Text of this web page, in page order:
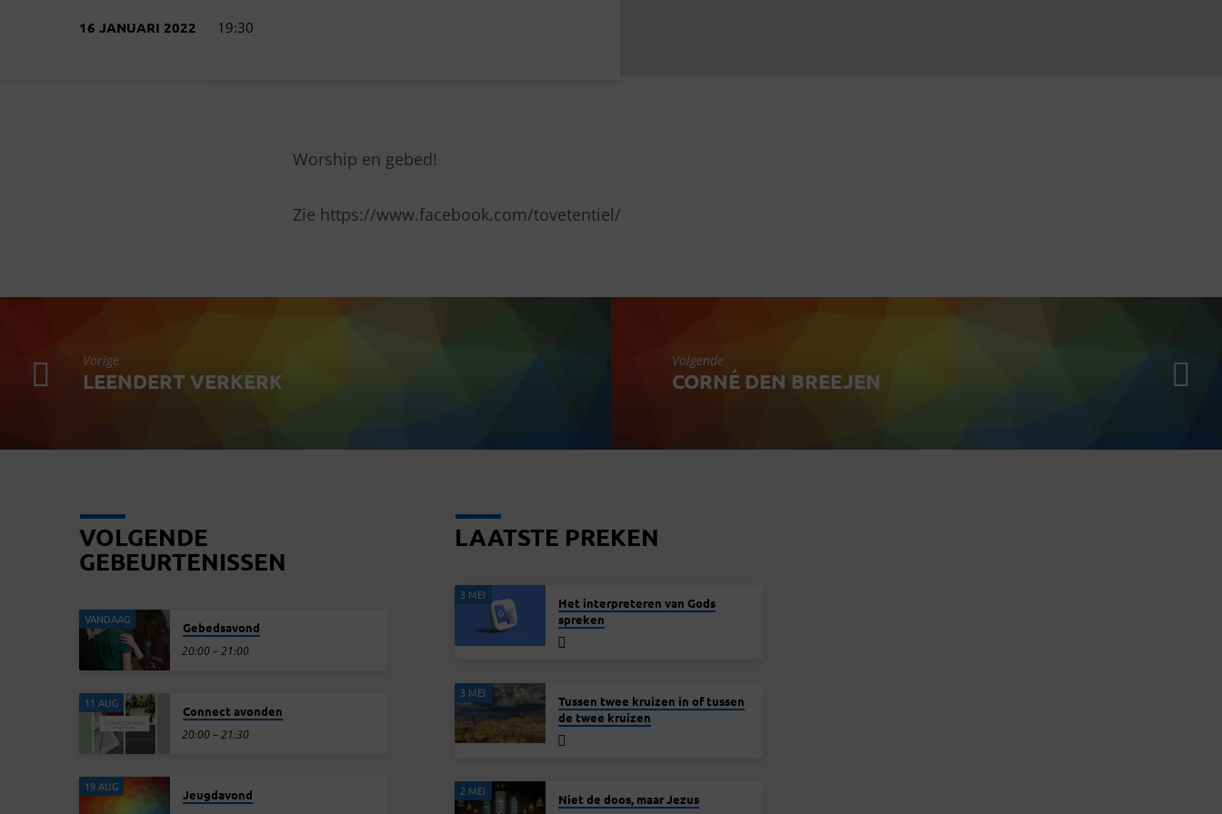
16 JANUARI 2022 19:30
MOUNTAINS@TOV
Worship en gebed!
Zie https://www.facebook.com/tovetentiel/
Vorige
LEENDERT VERKERK
Volgende
CORNÉ DEN BREEJEN
VOLGENDE
GEBEURTENISSEN
VANDAAG
Gebedsavond
20:00 – 21:00
11 AUG
Connect avonden
20:00 – 21:30
19 AUG
Jeugdavond
LAATSTE PREKEN
3 MEI
Het interpreteren van Gods
spreken
3 MEI
Tussen twee kruizen in of tussen
de twee kruizen
2 MEI
Niet de doos, maar Jezus